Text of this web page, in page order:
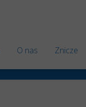
O nas
Znicze
Znicze